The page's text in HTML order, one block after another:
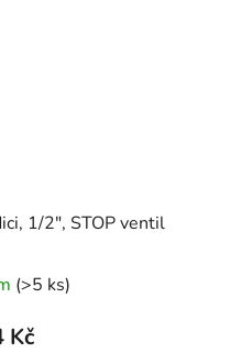
1/2", STOP ventil
(>5 ks)
Kč